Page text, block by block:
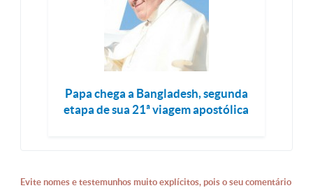
Papa chega a Bangladesh, segunda
etapa de sua 21ª viagem apostólica
Evite nomes e testemunhos muito explícitos, pois o seu comentário